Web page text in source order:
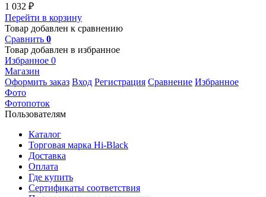
1 032 ₽
Перейти в корзину
Товар добавлен к сравнению
Сравнить 0
Товар добавлен в избранное
Избранное 0
Магазин
Оформить заказ Вход Регистрация Сравнение Избранное
Фото
Фотопоток
Пользователям
Каталог
Торговая марка Hi-Black
Доставка
Оплата
Где купить
Сертификаты соответствия